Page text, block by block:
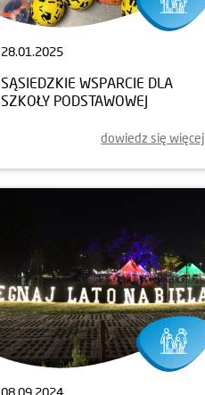
28.01.2025
SĄSIEDZKIE WSPARCIE DLA
SZKOŁY PODSTAWOWEJ
dowiedz się więcej
08.09.2024